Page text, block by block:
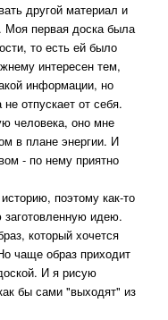
другой материал и
Моя первая доска была
то есть ей было
интересен тем,
информации, но
отпускает от себя.
человека, оно мне
в плане энергии. И
- по нему приятно
поэтому как-то
заготовленную идею.
который хочется
чаще образ приходит
И я рисую
бы сами "выходят" из